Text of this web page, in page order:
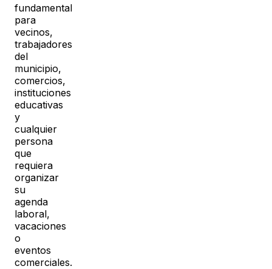
fundamental
para
vecinos,
trabajadores
del
municipio,
comercios,
instituciones
educativas
y
cualquier
persona
que
requiera
organizar
su
agenda
laboral,
vacaciones
o
eventos
comerciales.